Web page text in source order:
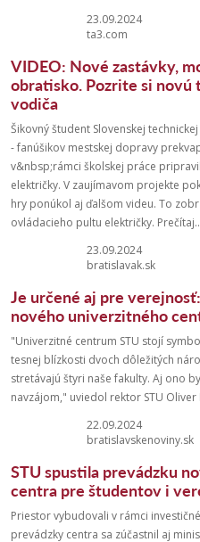
23.09.2024
ta3.com
VIDEO: Nové zastávky,
obratisko. Pozrite si novú
vodiča
Šikovný študent Slovenskej
- fanúšikov mestskej dopravy
v&nbsp;rámci školskej práce
električky. V zaujímavom projekte
hry ponúkol aj ďalšom videu. To
ovládacieho pultu električky.
23.09.2024
bratislavak.sk
Je určené aj pre
nového univerzitného
"Univerzitné centrum STU stojí
tesnej blízkosti dvoch dôležitých
stretávajú štyri naše fakulty. Aj ono
navzájom," uviedol rektor STU Oliver
22.09.2024
bratislavskenoviny.sk
STU spustila prevádzku
centra pre študentov i
Priestor vybudovali v rámci
prevádzky centra sa zúčastnil aj